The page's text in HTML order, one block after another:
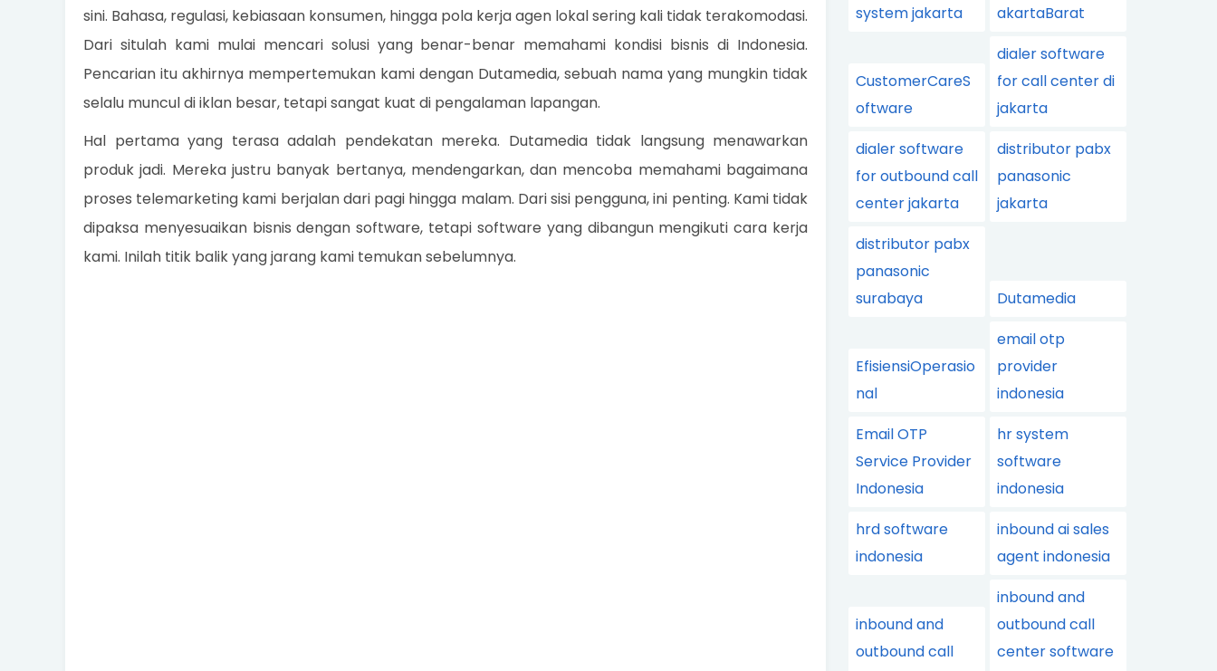
sini. Bahasa, regulasi, kebiasaan konsumen, hingga pola kerja agen lokal sering kali tidak terakomodasi.
Dari situlah kami mulai mencari solusi yang benar-benar memahami kondisi bisnis di Indonesia.
Pencarian itu akhirnya mempertemukan kami dengan Dutamedia, sebuah nama yang mungkin tidak
selalu muncul di iklan besar, tetapi sangat kuat di pengalaman lapangan.
Hal pertama yang terasa adalah pendekatan mereka. Dutamedia tidak langsung menawarkan
produk jadi. Mereka justru banyak bertanya, mendengarkan, dan mencoba memahami bagaimana
proses telemarketing kami berjalan dari pagi hingga malam. Dari sisi pengguna, ini penting. Kami tidak
dipaksa menyesuaikan bisnis dengan software, tetapi software yang dibangun mengikuti cara kerja
kami. Inilah titik balik yang jarang kami temukan sebelumnya.
system jakarta
akartaBarat
CustomerCareS
oftware
dialer software
for call center di
jakarta
dialer software
for outbound call
center jakarta
distributor pabx
panasonic
jakarta
distributor pabx
panasonic
surabaya
Dutamedia
EfisiensiOperasio
nal
email otp
provider
indonesia
Email OTP
Service Provider
Indonesia
hr system
software
indonesia
hrd software
indonesia
inbound ai sales
agent indonesia
inbound and
outbound call
inbound and
outbound call
center software